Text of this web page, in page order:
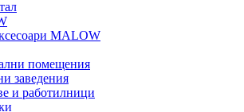
MALOW
помещения
заведения
и работилници